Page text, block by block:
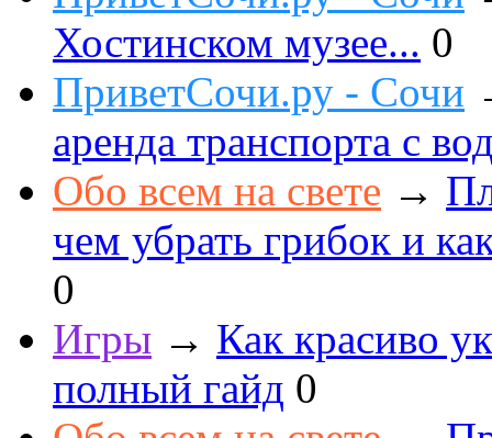
Хостинском музее... 0
ПриветСочи.ру - Сочи
аренда транспорта с
Обо всем на свете →
чем убрать грибок и
0
Игры → Как красиво
полный гайд 0